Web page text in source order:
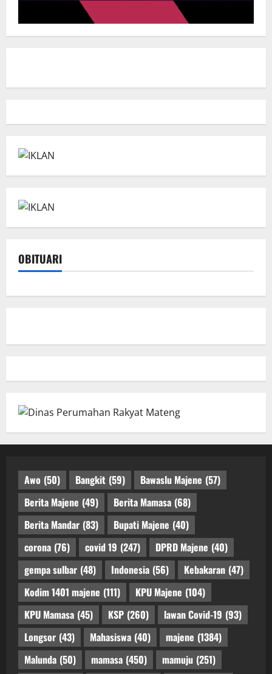
OBITUARI
Awo (50) Bangkit (59) Bawaslu Majene (57)
Berita Majene (49) Berita Mamasa (68)
Berita Mandar (83) Bupati Majene (40)
corona (76) covid 19 (247) DPRD Majene (40)
gempa sulbar (48) Indonesia (56) Kebakaran (47)
Kodim 1401 majene (111) KPU Majene (104)
KPU Mamasa (45) KSP (260) lawan Covid-19 (93)
Longsor (43) Mahasiswa (40) majene (1384)
Malunda (50) mamasa (450) mamuju (251)